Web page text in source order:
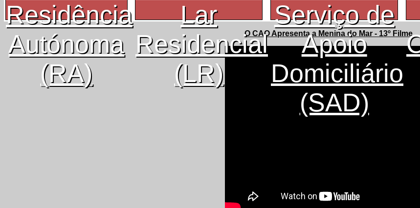
Residência
Autónoma
(RA)
Lar
Residencial
(LR)
Serviço de
Apoio
Domiciliário
(SAD)
O CAO Apresenta a Menina do Mar - 13º Filme